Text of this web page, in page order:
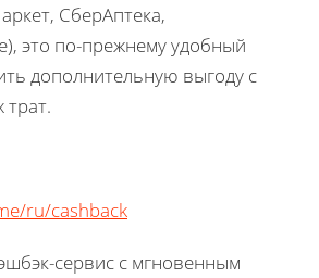
СберАптека,
это по-прежнему удобный
дополнительную выгоду с
трат.
ru/cashback
сервис с мгновенным